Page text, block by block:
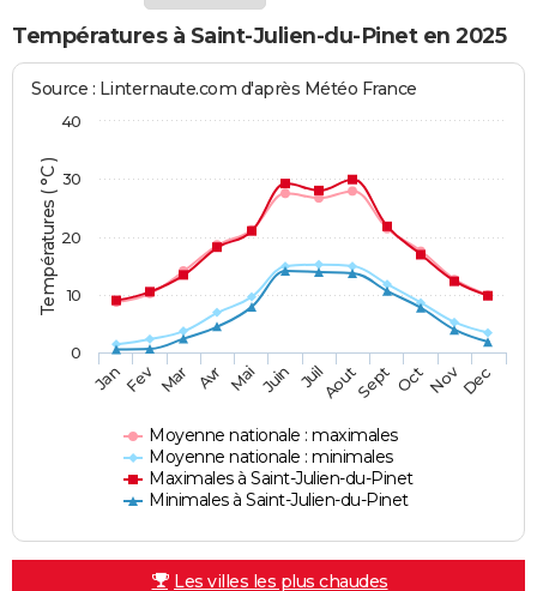
Températures à Saint-Julien-du-Pinet en 2025
Températures ( °C )
Source : Linternaute.com d'après Météo France
Moyenne nationale : maximales
Moyenne nationale : minimales
Maximales à Saint-Julien-du-Pinet
Minimales à Saint-Julien-du-Pinet
JanFev Mar Avr Mai Juin JuilAoutSept OctNovDec
0
10
20
30
40
Les villes les plus chaudes